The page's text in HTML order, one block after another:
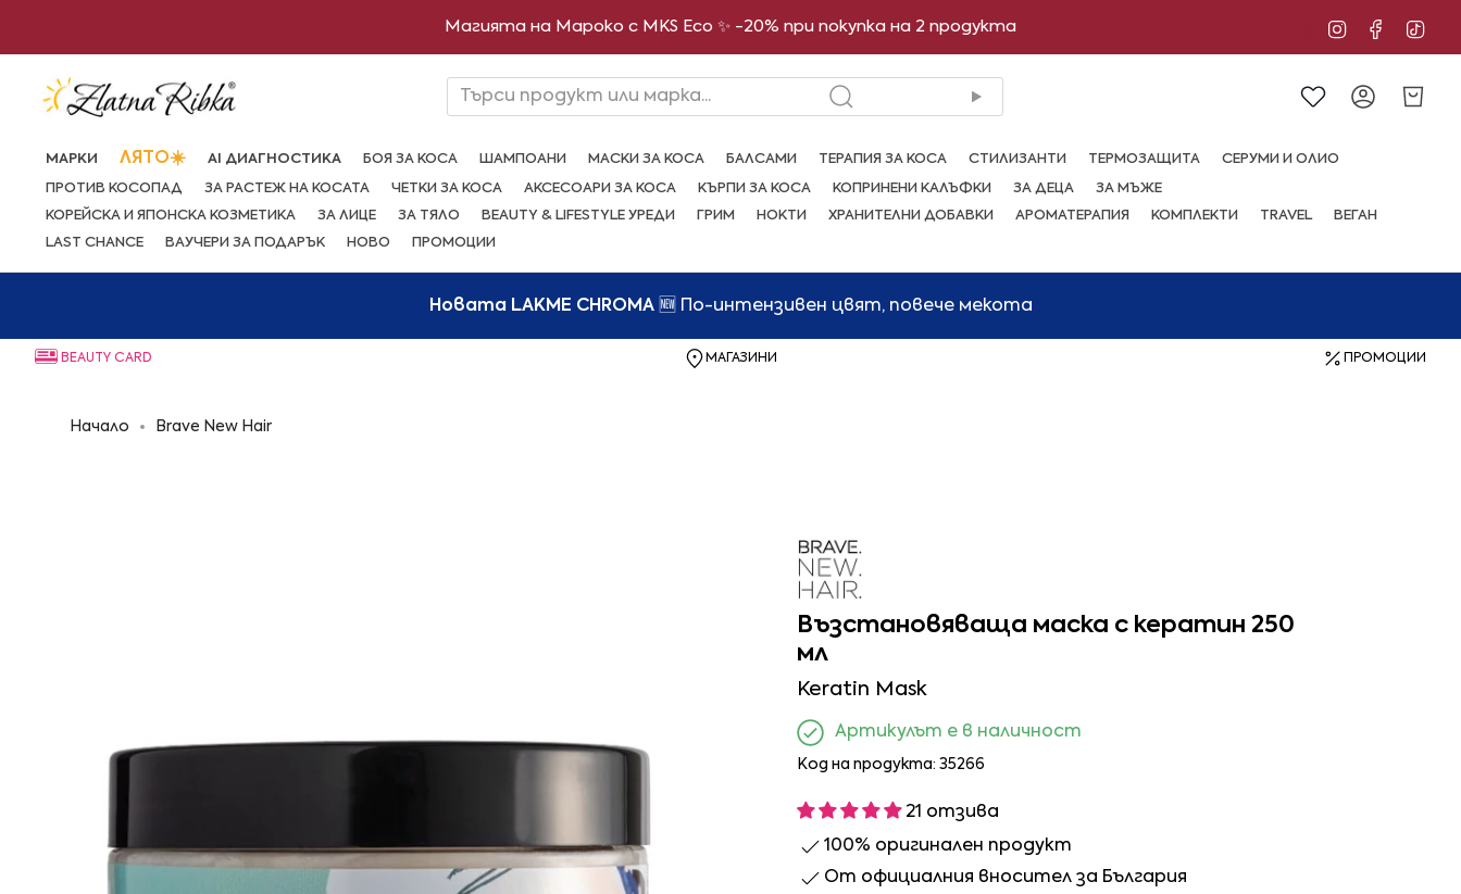
Новата LAKME CHROMA🆕 По-интензивен цвят, повече мекота
Магията на Мароко с MKS Eco ✨ -20% при покупка на 2 продукта Instagram
Търси продукт или марка... Сметка
МАРКИ ЛЯТО☀️ AI ДИАГНОСТИКА БОЯ ЗА КОСА ШАМПОАНИ МАСКИ ЗА КОСА БАЛСАМИ ТЕРАПИЯ ЗА КОСА СТИЛИЗАНТИ ТЕРМОЗАЩИТА СЕРУМИ И ОЛИО
ПРОТИВ КОСОПАД ЗА РАСТЕЖ НА КОСАТА ЧЕТКИ ЗА КОСА АКСЕСОАРИ ЗА КОСА КЪРПИ ЗА КОСА КОПРИНЕНИ КАЛЪФКИ ЗА ДЕЦА
ЗА МЪЖЕ
КОРЕЙСКА И ЯПОНСКА КОЗМЕТИКА
ЗА ЛИЦЕ ЗА ТЯЛО BEAUTY & LIFESTYLE УРЕДИ ГРИМ НОКТИ ХРАНИТЕЛНИ ДОБАВКИ АРОМАТЕРАПИЯ КОМПЛЕКТИ TRAVEL
ВЕГАН
LAST CHANCE
ВАУЧЕРИ ЗА ПОДАРЪК НОВО ПРОМОЦИИ
BEAUTY CARD МАГАЗИНИ ПРОМОЦИИ
Начало Brave New Hair
Възстановяваща маска с кератин 250
мл
Keratin Mask
Артикулът е в наличност
Код на продукта: 35266
21 отзива
100% оригинален продукт
От официалния вносител за България